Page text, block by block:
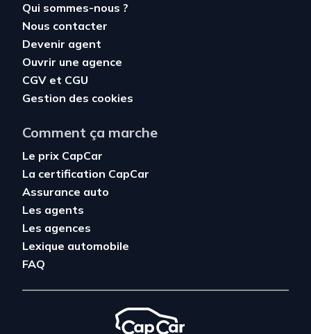
Qui sommes-nous ?
Nous contacter
Devenir agent
Ouvrir une agence
CGV et CGU
Gestion des cookies
Comment ça marche
Le prix CapCar
La certification CapCar
Assurance auto
Les agents
Les agences
Lexique automobile
FAQ